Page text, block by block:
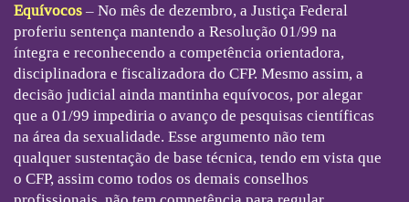
Equívocos– No mês de dezembro, a Justiça Federal
proferiu sentença mantendo a Resolução 01/99 na
íntegra e reconhecendo a competência orientadora,
disciplinadora e fiscalizadora do CFP. Mesmo assim, a
decisão judicial ainda mantinha equívocos, por alegar
que a 01/99 impediria o avanço de pesquisas científicas
na área da sexualidade. Esse argumento não tem
qualquer sustentação de base técnica, tendo em vista que
o CFP, assim como todos os demais conselhos